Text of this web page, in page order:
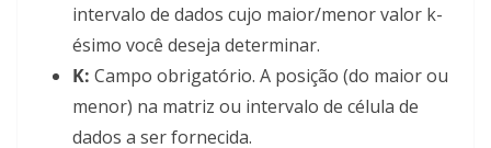
intervalo de dados cujo maior/menor valor k-
ésimo você deseja determinar.
K: Campo obrigatório. A posição (do maior ou
menor) na matriz ou intervalo de célula de
dados a ser fornecida.